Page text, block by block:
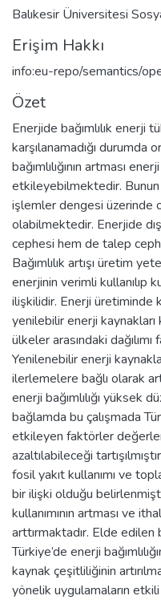
Balıkesir Üniversitesi
Erişim Hakkı
info:eu-repo/semantics/
Özet
Enerjide bağımlılık enerji
karşılanamadığı durumda
bağımlılığının artması
etkileyebilmektedir. Bunun
işlemler dengesi üzerinde
olabilmektedir. Enerjide
cephesi hem de talep
Bağımlılık artışı üretim
enerjinin verimli kullanılıp
ilişkilidir. Enerji üretiminde
yenilebilir enerji kaynakları
ülkeler arasındaki
Yenilenebilir enerji
ilerlemelere bağlı olarak
enerji bağımlılığı yüksek
bağlamda bu çalışmada
etkileyen faktörler
azaltılabileceği
fosil yakıt kullanımı ve
bir ilişki olduğu
kullanımının artması ve
arttırmaktadır. Elde
Türkiye’de enerji
kaynak çeşitliliğinin
yönelik uygulamaların